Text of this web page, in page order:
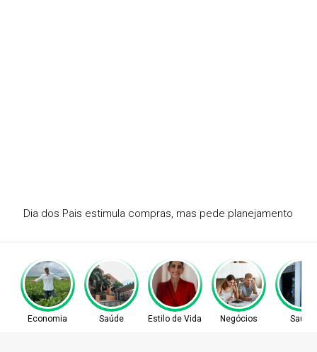
BIC leva ativações com Ronaldinho Gaúcho para bares e
mídia
Economia Saúde Estilo de Vida Negócios Saúde